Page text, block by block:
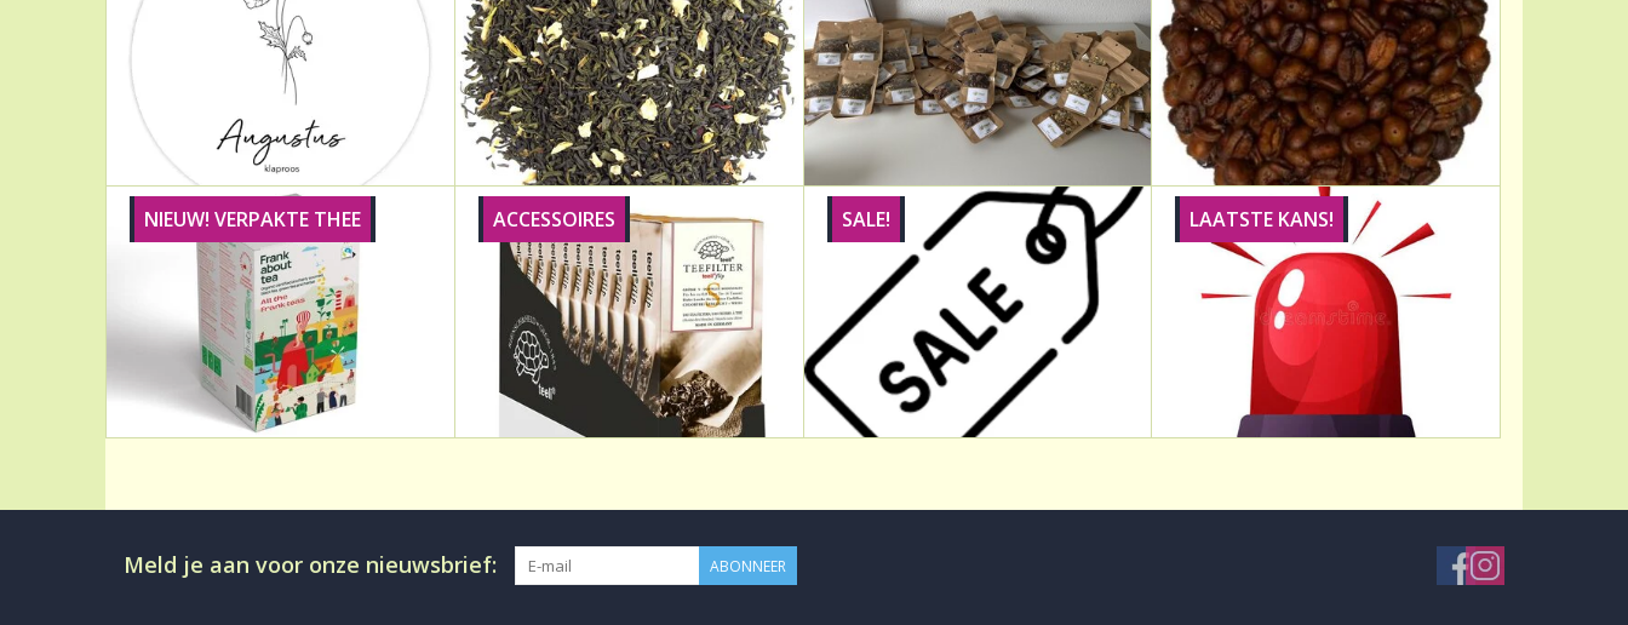
NIEUW! VERPAKTE THEE ACCESSOIRES SALE! LAATSTE KANS!
Meld je aan voor onze nieuwsbrief: ABONNEER